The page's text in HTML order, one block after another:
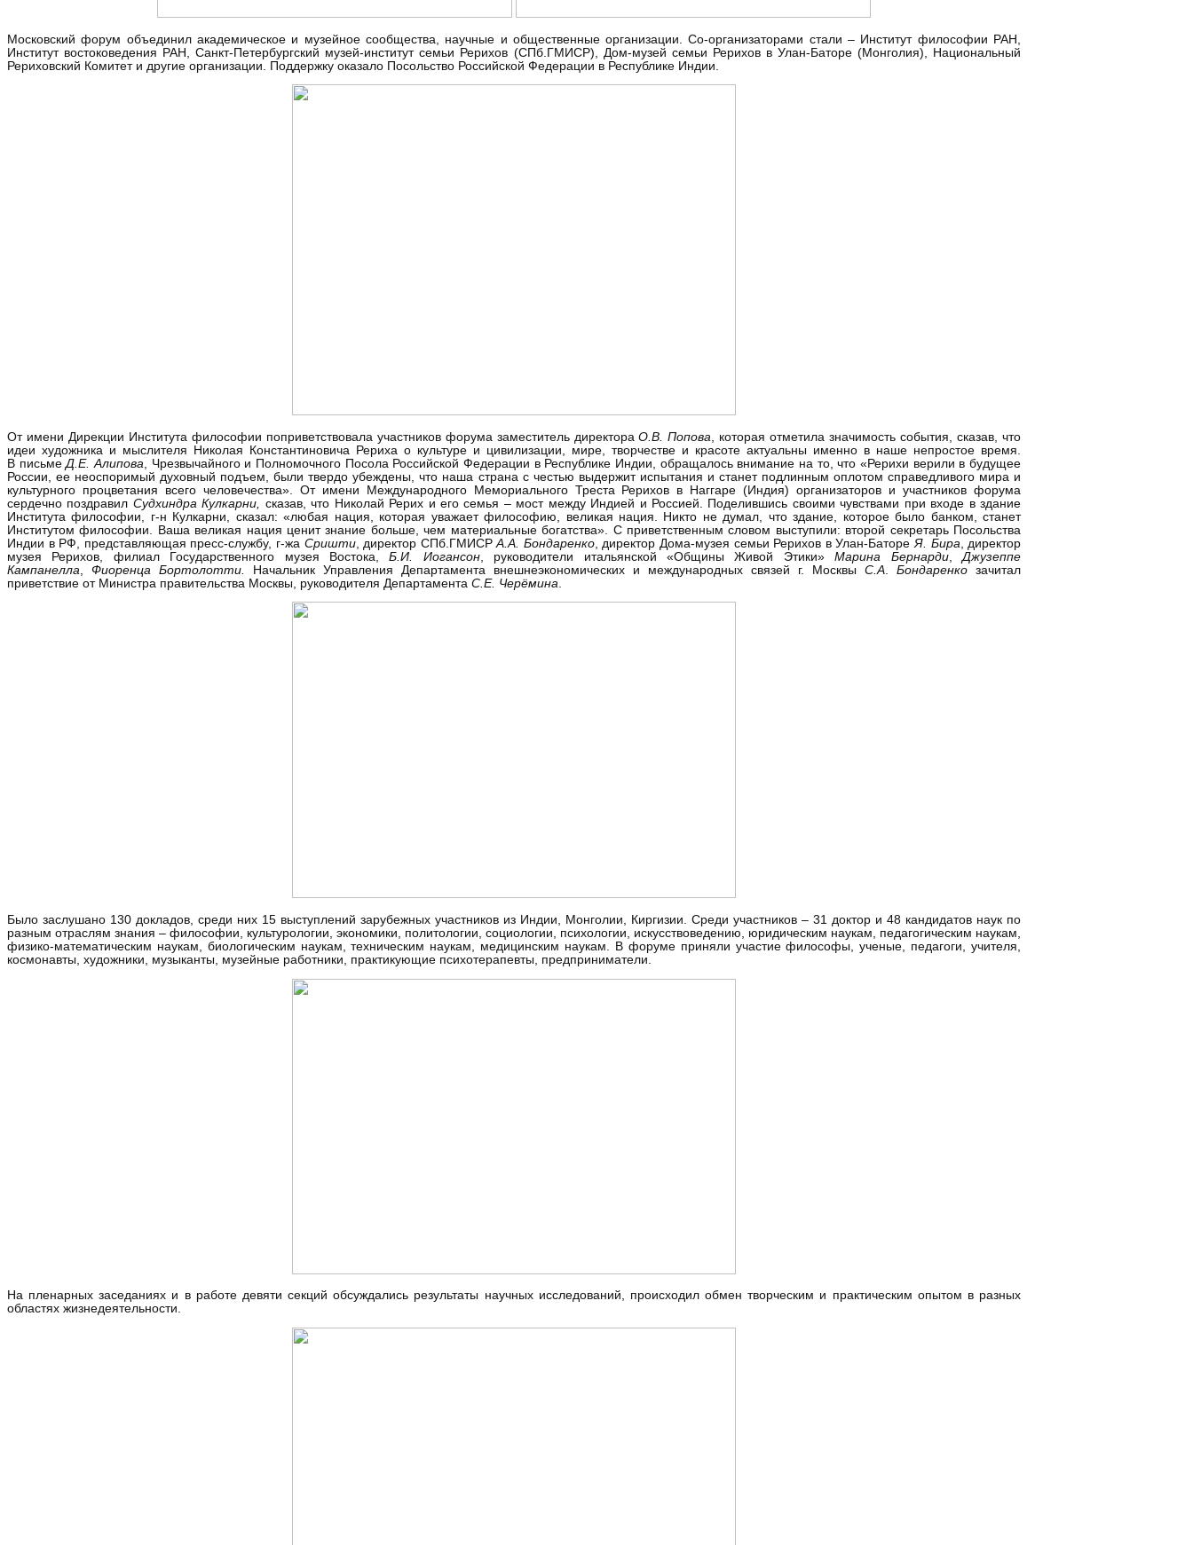
Московский форум объединил академическое и музейное сообщества, научные и общественные организации. Со-организаторами стали – Институт философии РАН,
Институт востоковедения РАН, Санкт-Петербургский музей-институт семьи Рерихов (СПб.ГМИСР), Дом-музей семьи Рерихов в Улан-Баторе (Монголия), Национальный
Рериховский Комитет и другие организации. Поддержку оказало Посольство Российской Федерации в Республике Индии.
От имени Дирекции Института философии поприветствовала участников форума заместитель директораО.В. Попова , которая отметила значимость события, сказав, что
идеи художника и мыслителя Николая Константиновича Рериха о культуре и цивилизации, мире, творчестве и красоте актуальны именно в наше непростое время.
В письмеД.Е. Алипова , Чрезвычайного и Полномочного Посола Российской Федерации в Республике Индии, обращалось внимание на то, что «Рерихи верили в будущее
России, ее неоспоримый духовный подъем, были твердо убеждены, что наша страна с честью выдержит испытания и станет подлинным оплотом справедливого мира и
культурного процветания всего человечества». От имени Международного Мемориального Треста Рерихов в Наггаре (Индия) организаторов и участников форума
сердечно поздравил Судхиндра Кулкарни, сказав, что Николай Рерих и его семья – мост между Индией и Россией. Поделившись своими чувствами при входе в здание
Института философии, г-н Кулкарни, сказал: «любая нация, которая уважает философию, великая нация. Никто не думал, что здание, которое было банком, станет
Институтом философии. Ваша великая нация ценит знание больше, чем материальные богатства». С приветственным словом выступили: второй секретарь Посольства
Индии в РФ, представляющая пресс-службу, г-жа Сришти, директор СПб.ГМИСРА.А. Бондаренко, директор Дома-музея семьи Рерихов в Улан-Баторе Я. Бира , директор
музея Рерихов, филиал Государственного музея Востока,Б.И. Иогансон, руководители итальянской «Общины Живой Этики»Марина Бернарди,Джузеппе
Кампанелла ,Фиоренца Бортолотти. Начальник Управления Департамента внешнеэкономических и международных связей г. МосквыС.А .Бондаренкозачитал
приветствие от Министра правительства Москвы, руководителя Департамента С.Е. Черёмина
Было заслушано 130 докладов, среди них 15 выступлений зарубежных участников из Индии, Монголии, Киргизии. Среди участников – 31 доктор и 48 кандидатов наук по
разным отраслям знания – философии, культурологии, экономики, политологии, социологии, психологии, искусствоведению, юридическим наукам, педагогическим наукам,
физико-математическим наукам, биологическим наукам, техническим наукам, медицинским наукам. В форуме приняли участие философы, ученые, педагоги, учителя,
космонавты, художники, музыканты, музейные работники, практикующие психотерапевты, предприниматели.
На пленарных заседаниях и в работе девяти секций обсуждались результаты научных исследований, происходил обмен творческим и практическим опытом в разных
областях жизнедеятельности.